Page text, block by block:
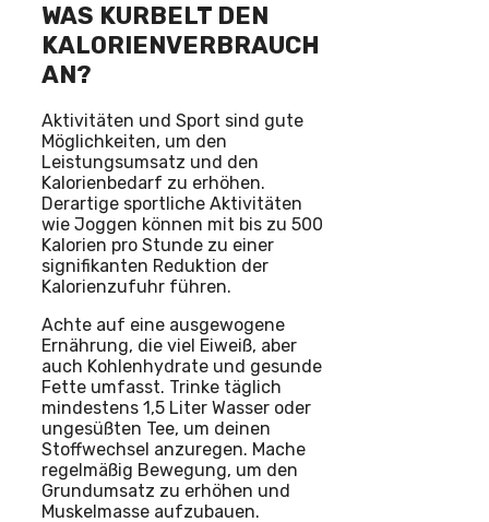
WAS KURBELT DEN
KALORIENVERBRAUCH
AN?
Aktivitäten und Sport sind gute
Möglichkeiten, um den
Leistungsumsatz und den
Kalorienbedarf zu erhöhen.
Derartige sportliche Aktivitäten
wie Joggen können mit bis zu 500
Kalorien pro Stunde zu einer
signifikanten Reduktion der
Kalorienzufuhr führen.
Achte auf eine ausgewogene
Ernährung, die viel Eiweiß, aber
auch Kohlenhydrate und gesunde
Fette umfasst. Trinke täglich
mindestens 1,5 Liter Wasser oder
ungesüßten Tee, um deinen
Stoffwechsel anzuregen. Mache
regelmäßig Bewegung, um den
Grundumsatz zu erhöhen und
Muskelmasse aufzubauen.